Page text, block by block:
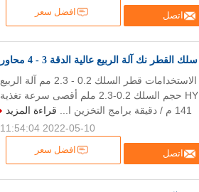
اتصل افضل سعر
اتصل افضل سعر
ثلاثة إلى أربعة محاور آلة تشكيل الزنبرك متعددة الاستخدامات قطر السلك 0.2 - 2.3 مم آلة الربيع
متعددة الوظائف بثلاثة محاور نموذج HYD-20T-3A / 4A حجم السلك 0.2-2.3 ملم أقصى سرعة تغذية
141 م / دقيقة برامج التخزين ا...
قراءة المزيد
2022-05-10 11:54:04